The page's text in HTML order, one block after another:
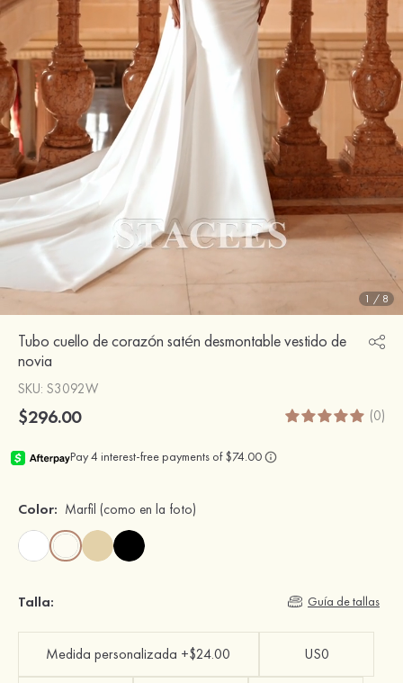
1 / 8
Tubo cuello de corazón satén desmontable vestido de
novia
SKU: S3092W
$296.00 (0)
Color: Marfil (como en la foto)
Talla: Guía de tallas
Medida personalizada +$24.00 US0